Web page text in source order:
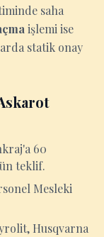
saha
işlemi ise
statik onay
60
teklif.
Mesleki
Husqvarna